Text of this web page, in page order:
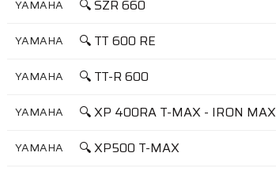
YAMAHA 🔍 SZR 660
YAMAHA 🔍 TT 600 RE
YAMAHA 🔍 TT-R 600
YAMAHA 🔍 XP 400RA T-MAX - IRON MAX
YAMAHA 🔍 XP500 T-MAX